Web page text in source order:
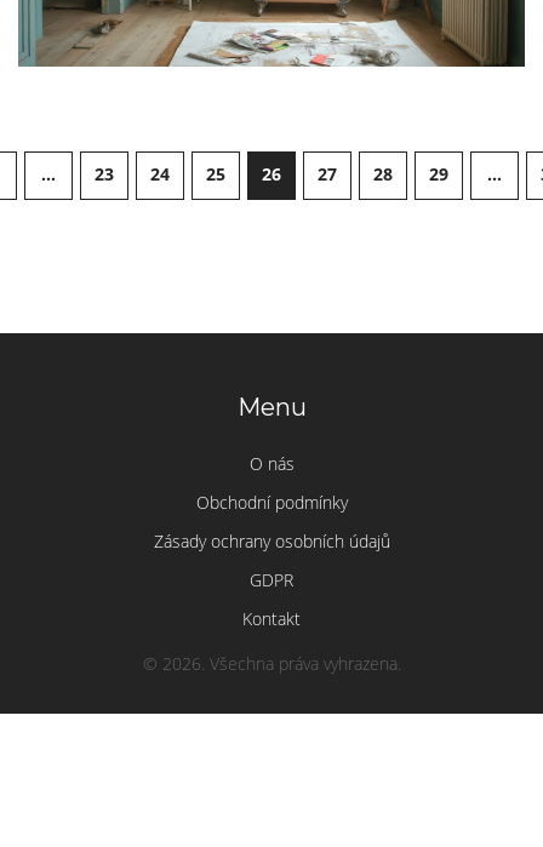
… 23 24 25 26 27 28 29 …
Menu
O nás
Obchodní podmínky
Zásady ochrany osobních údajů
GDPR
Kontakt
© 2026. Všechna práva vyhrazena.